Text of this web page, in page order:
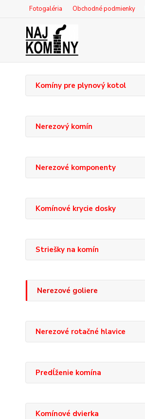
Fotogaléria Obchodné podmienky
Komíny pre plynový kotol
Nerezový komín
Nerezové komponenty
Komínové krycie dosky
Striešky na komín
Nerezové goliere
Nerezové rotačné hlavice
Predĺženie komína
Komínové dvierka